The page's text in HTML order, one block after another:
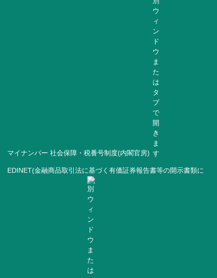
マイナンバー 社会保障・税番号制度(内閣官房)
EDINET(金融商品取引法に基づく有価証券報告書等の開示書類に